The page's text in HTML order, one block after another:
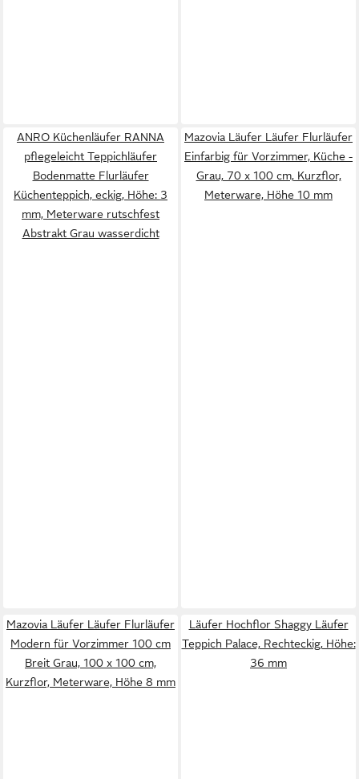
ANRO Küchenläufer RANNA
pflegeleicht Teppichläufer
Bodenmatte Flurläufer
Küchenteppich, eckig, Höhe: 3
mm, Meterware rutschfest
Abstrakt Grau wasserdicht
Mazovia Läufer Läufer Flurläufer
Einfarbig für Vorzimmer, Küche -
Grau, 70 x 100 cm, Kurzflor,
Meterware, Höhe 10 mm
Mazovia Läufer Läufer Flurläufer
Modern für Vorzimmer 100 cm
Breit Grau, 100 x 100 cm,
Kurzflor, Meterware, Höhe 8 mm
Läufer Hochflor Shaggy Läufer
Teppich Palace, Rechteckig, Höhe:
36 mm